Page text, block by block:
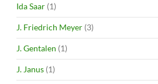
Ida Saar (1)
J. Friedrich Meyer (3)
J. Gentalen (1)
J. Janus (1)